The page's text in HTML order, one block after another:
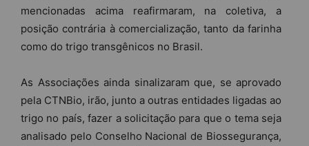
mencionadas acima reafirmaram, na coletiva, a
posição contrária à comercialização, tanto da farinha
como do trigo transgênicos no Brasil.
As Associações ainda sinalizaram que, se aprovado
pela CTNBio, irão, junto a outras entidades ligadas ao
trigo no país, fazer a solicitação para que o tema seja
analisado pelo Conselho Nacional de Biossegurança,